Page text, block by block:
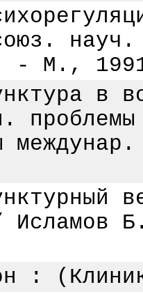
- М.,
в
проблемы
/
: